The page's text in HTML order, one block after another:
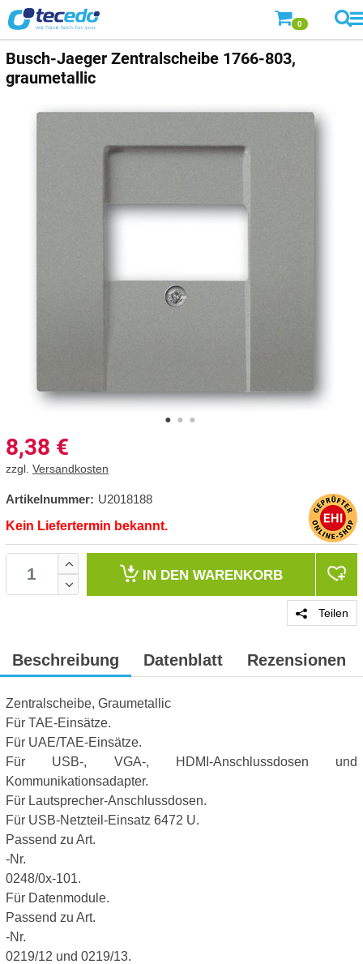
0
Busch-Jaeger Zentralscheibe 1766-803,
graumetallic
8,38 €
zzgl. Versandkosten
Artikelnummer: U2018188
Kein Liefertermin bekannt.
IN DEN WARENKORB
Teilen
Beschreibung Datenblatt Rezensionen
Zentralscheibe, Graumetallic
Für TAE-Einsätze.
Für UAE/TAE-Einsätze.
Für USB-, VGA-, HDMI-Anschlussdosen und
Kommunikationsadapter.
Für Lautsprecher-Anschlussdosen.
Für USB-Netzteil-Einsatz 6472 U.
Passend zu Art.
-Nr.
0248/0x-101.
Für Datenmodule.
Passend zu Art.
-Nr.
0219/12 und 0219/13.